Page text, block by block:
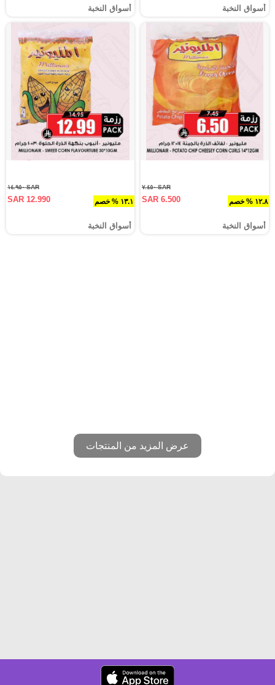
أسواق النخبة أسواق النخبة
١٢.٨ % خصم
SAR ٧.٤٥٠
SAR 6.500
أسواق النخبة
١٣.١ % خصم
SAR ١٤.٩٥٠
SAR 12.990
أسواق النخبة
عرض المزيد من المنتجات